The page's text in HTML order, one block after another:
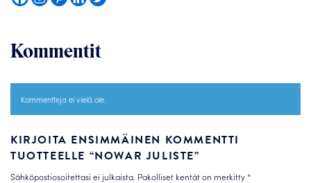
Kommentit
Kommentteja ei vielä ole.
KIRJOITA ENSIMMÄINEN KOMMENTTI
TUOTTEELLE “NOWAR JULISTE”
Sähköpostiosoitettasi ei julkaista. Pakolliset kentät on merkitty*